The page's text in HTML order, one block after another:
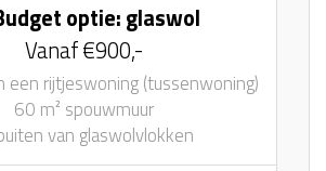
optie: glaswol
Vanaf €900,-
een rijtjeswoning (tussenwoning)
60 m² spouwmuur
van glaswolvlokken